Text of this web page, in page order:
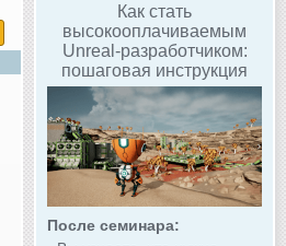
Как стать
высокооплачиваемым
Unreal-разработчиком:
пошаговая инструкция
После семинара: